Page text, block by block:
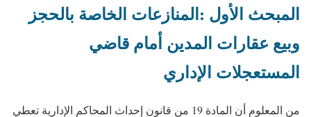
المبحث الأول :المنازعات الخاصة بالحجز
وبيع عقارات المدين أمام قاضي
المستعجلات الإداري
من المعلوم أن المادة 19 من قانون إحداث المحاكم الإدارية تعطي